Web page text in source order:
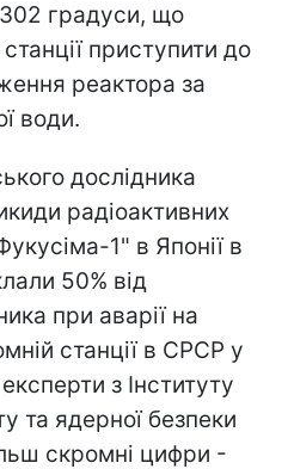
302 градуси, що
приступити до
реактора за
води.
дослідника
радіоактивних
1" в Японії в
50% від
при аварії на
станції в СРСР у
з Інституту
та ядерної безпеки
скромні цифри -